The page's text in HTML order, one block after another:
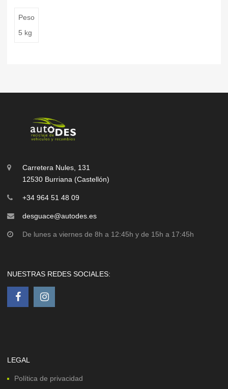
Peso
5 kg
Carretera Nules, 131
12530 Burriana (Castellón)
+34 964 51 48 09
desguace@autodes.es
De lunes a viernes de 8h a 12:45h y de 15h a 17:45h
NUESTRAS REDES SOCIALES:
LEGAL
Política de privacidad